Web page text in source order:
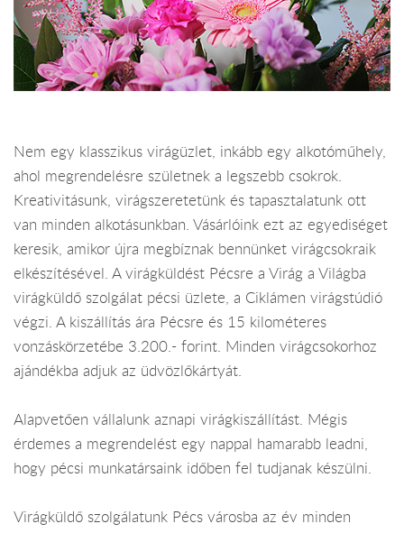
Nem egy klasszikus virágüzlet, inkább egy alkotóműhely,
ahol megrendelésre születnek a legszebb csokrok.
Kreativitásunk, virágszeretetünk és tapasztalatunk ott
van minden alkotásunkban. Vásárlóink ezt az egyediséget
keresik, amikor újra megbíznak bennünket virágcsokraik
elkészítésével. A virágküldést Pécsre a Virág a Világba
virágküldő szolgálat pécsi üzlete, a Ciklámen virágstúdió
végzi. A kiszállítás ára Pécsre és 15 kilométeres
vonzáskörzetébe 3.200.- forint. Minden virágcsokorhoz
ajándékba adjuk az üdvözlőkártyát.
Alapvetően vállalunk aznapi virágkiszállítást. Mégis
érdemes a megrendelést egy nappal hamarabb leadni,
hogy pécsi munkatársaink időben fel tudjanak készülni.
Virágküldő szolgálatunk Pécs városba az év minden